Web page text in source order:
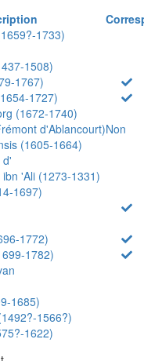
1733)
1508)
1767)
1727)
(1672-1740)
d'Ablancourt)Non
(1605-1664)
d'
'Ali (1273-1331)
1697)
1772)
1782)
1685)
1566?)
1622)